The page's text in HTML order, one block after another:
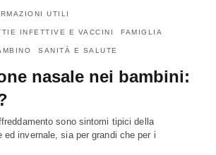
UTILI
INFETTIVE E VACCINI FAMIGLIA
SANITÀ E SALUTE
nasale nei bambini:
sono sintomi tipici della
ed invernale, sia per grandi che per i